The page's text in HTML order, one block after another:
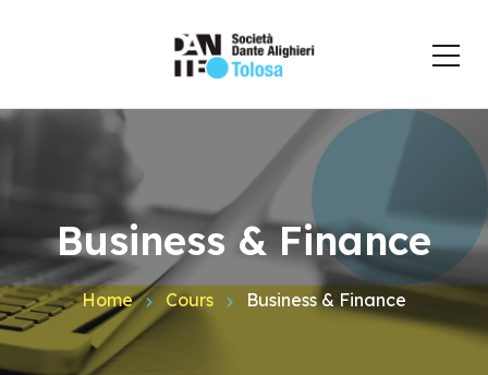
Business & Finance
Home Cours Business & Finance